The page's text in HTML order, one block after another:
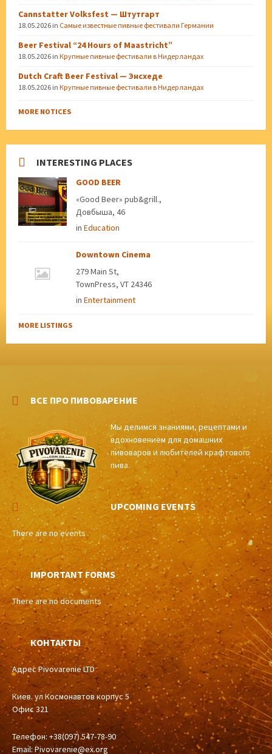
Cannstatter Volksfest — Штутгарт
18.05.2026 in Самые известные пивные фестивали Германии
Beer Festival “24 Hours of Maastricht”
18.05.2026 in Крупные пивные фестивали в Нидерландах
Dutch Craft Beer Festival — Энсхеде
18.05.2026 in Крупные пивные фестивали в Нидерландах
MORE NOTICES
INTERESTING PLACES
GOOD BEER
«Good Beer» pub&grill.,
Довбыша, 46
in Education
Downtown Cinema
279 Main St,
TownPress, VT 24346
in Entertainment
MORE LISTINGS
ВСЕ ПРО ПИВОВАРЕНИЕ
Мы делимся знаниями, рецептами и
вдохновением для домашних
пивоваров и любителей крафтового
пива.
UPCOMING EVENTS
There are no events
IMPORTANT FORMS
There are no documents
КОНТАКТЫ
Адрес Pivovarenie LTD
Киев. ул Космонавтов корпус 5
Офис 321
Телефон: +38(097) 547-78-90
Email: Pivovarenie@ex.org